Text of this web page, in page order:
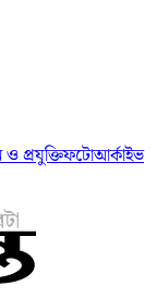
ও প্রযুক্তিফটোআর্কাইভ